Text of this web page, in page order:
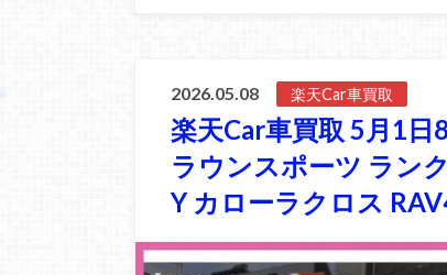
2026.05.08 楽天Car車買取
楽天Car車買取 5月1日
ラウンスポーツ ラン
Y カローラクロス